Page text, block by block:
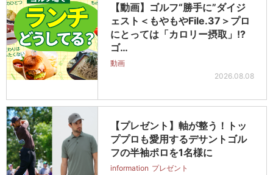
【動画】ゴルフ“勝手に”ダイジ
ェスト＜もやもやFile.37＞プロ
にとっては「カロリー摂取」!?
ゴ…
動画
2026.08.08
【プレゼント】軸が整う！トッ
ププロも愛用するデサントゴル
フの半袖ポロを1名様に
information プレゼント